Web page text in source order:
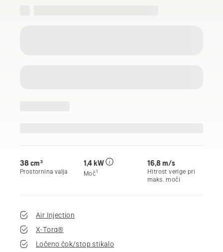
38 сm³
Prostornina valja
1,4 kW
Moč1
16,8 m/s
Hitrost verige pri
maks. moči
Air Injection
X-Torq®
Ločeno čok/stop stikalo